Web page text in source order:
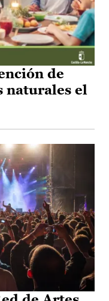
de
naturales el